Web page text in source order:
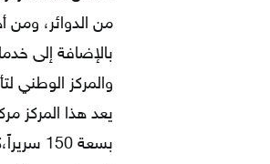
من الدوائر، ومن
بالإضافة إلى
والمركز الوطني
يعد هذا المركز